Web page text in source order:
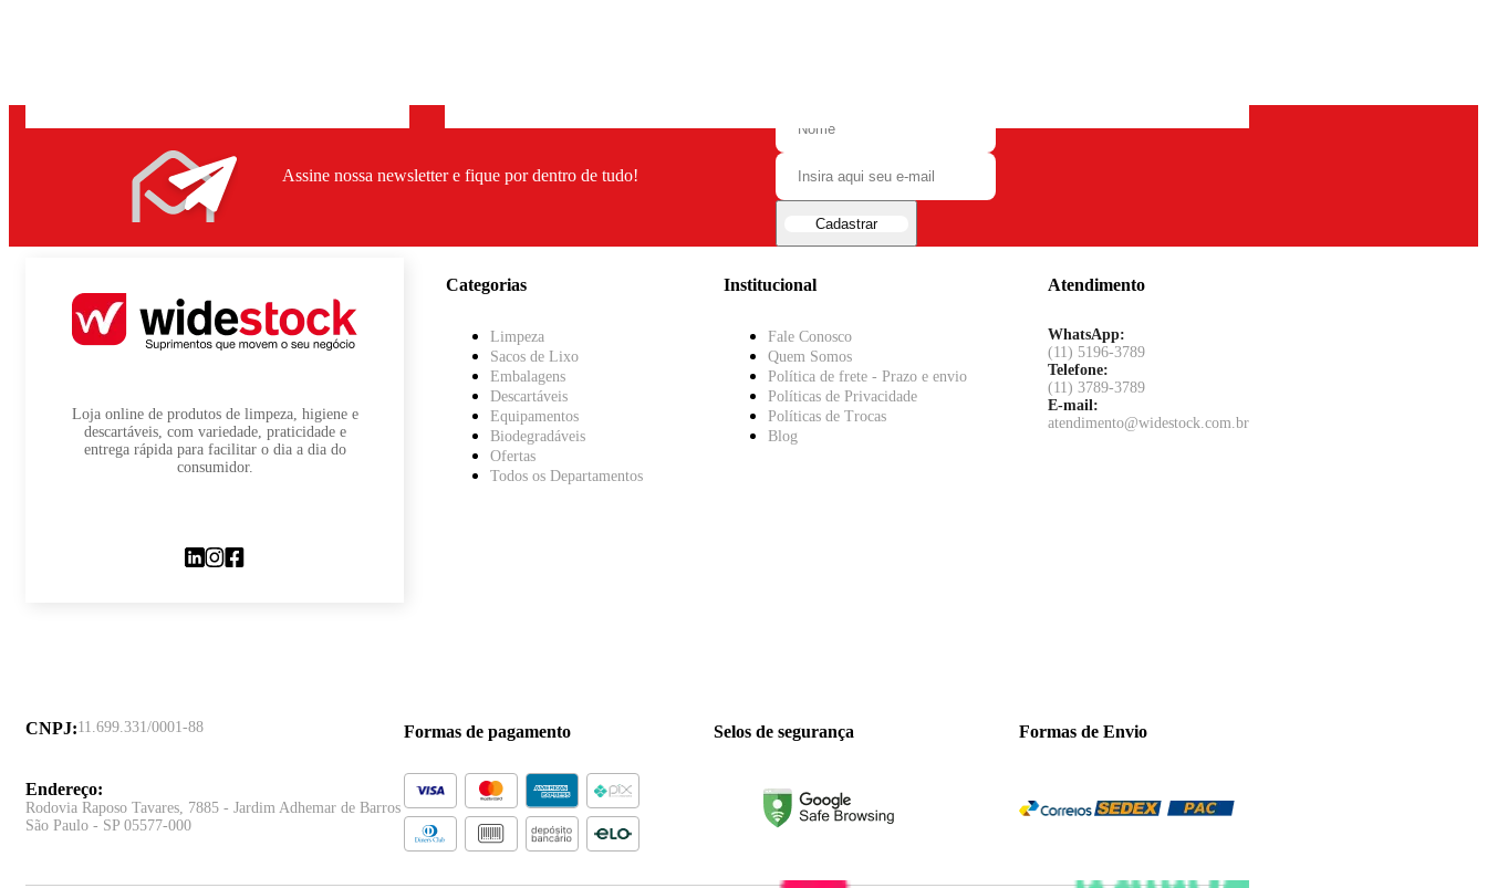
Assine nossa newsletter e fique por dentro de tudo!
Cadastrar
Loja online de produtos de limpeza, higiene e
descartáveis, com variedade, praticidade e
entrega rápida para facilitar o dia a dia do
consumidor.
Categorias
Limpeza
Sacos de Lixo
Embalagens
Descartáveis
Equipamentos
Biodegradáveis
Ofertas
Todos os Departamentos
Institucional
Fale Conosco
Quem Somos
Política de frete - Prazo e envio
Políticas de Privacidade
Políticas de Trocas
Blog
Atendimento
WhatsApp:
(11) 5196-3789
Telefone:
(11) 3789-3789
E-mail:
atendimento@widestock.com.br
CNPJ:11.699.331/0001-88
Endereço:
Rodovia Raposo Tavares, 7885 - Jardim Adhemar de Barros
São Paulo - SP 05577-000
Formas de pagamento Selos de segurança Formas de Envio